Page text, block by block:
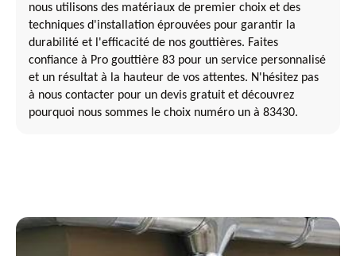
nous utilisons des matériaux de premier choix et des
techniques d'installation éprouvées pour garantir la
durabilité et l'efficacité de nos gouttières. Faites
confiance à Pro gouttière 83 pour un service personnalisé
et un résultat à la hauteur de vos attentes. N'hésitez pas
à nous contacter pour un devis gratuit et découvrez
pourquoi nous sommes le choix numéro un à 83430.